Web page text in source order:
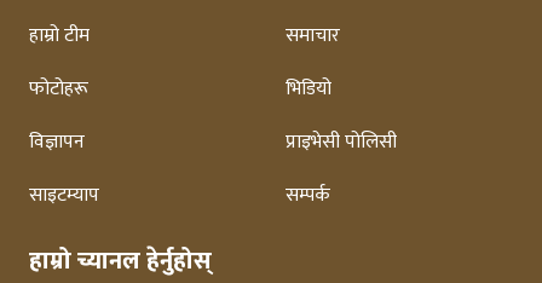
हाम्रो टीम
समाचार
फोटोहरू
भिडियो
विज्ञापन
प्राइभेसी पोलिसी
साइटम्याप
सम्पर्क
हाम्रो च्यानल हेर्नुहोस्